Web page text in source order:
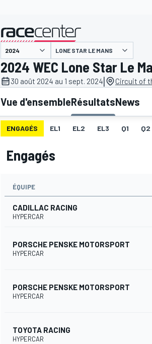
présenté par
LONE STAR LE MANS
2024 WEC Lone Star Le
30 août 2024 au 1 sept. 2024| Circuit of
Vue d'ensembleRésultatsNews
ENGAGÉS EL1 EL2 EL3 Q1 Q2
Engagés
ÉQUIPE
CADILLAC RACING
HYPERCAR
PORSCHE PENSKE MOTORSPORT
HYPERCAR
PORSCHE PENSKE MOTORSPORT
HYPERCAR
TOYOTA RACING
HYPERCAR